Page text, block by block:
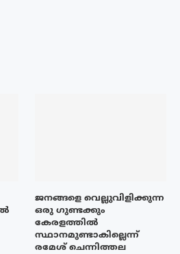
ജനങ്ങളെ വെല്ലുവിളിക്കുന്ന
ഒരു ഗുണ്ടക്കും
കേരളത്തിൽ
സ്ഥാനമുണ്ടാകില്ലെന്ന്
രമേശ് ചെന്നിത്തല